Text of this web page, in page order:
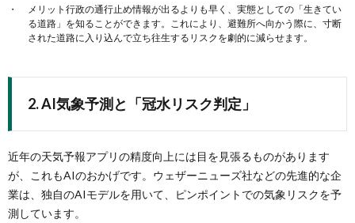
メリット行政の通行止め情報が出るよりも早く、実態としての「生きてい
る道路」を知ることができます。これにより、避難所へ向かう際に、寸断
された道路に入り込んで立ち往生するリスクを劇的に減らせます。
2. AI気象予測と「冠水リスク判定」
近年の天気予報アプリの精度向上には目を見張るものがあります
が、これもAIのおかげです。ウェザーニューズ社などの先進的な企
業は、独自のAIモデルを用いて、ピンポイントでの気象リスクを予
測しています。